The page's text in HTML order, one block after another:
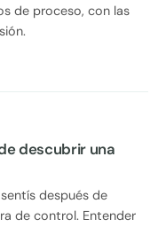
de proceso, con las
descubrir una
después de
de control. Entender